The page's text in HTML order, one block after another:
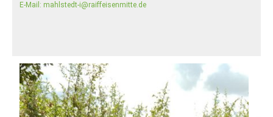
E-Mail: mahlstedt-i@raiffeisenmitte.de